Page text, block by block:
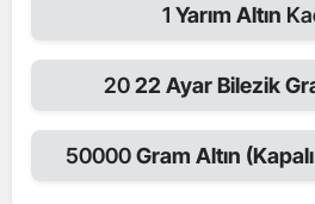
1 Yarım Altın
2022 Ayar Bilezik
50000Gram Altın